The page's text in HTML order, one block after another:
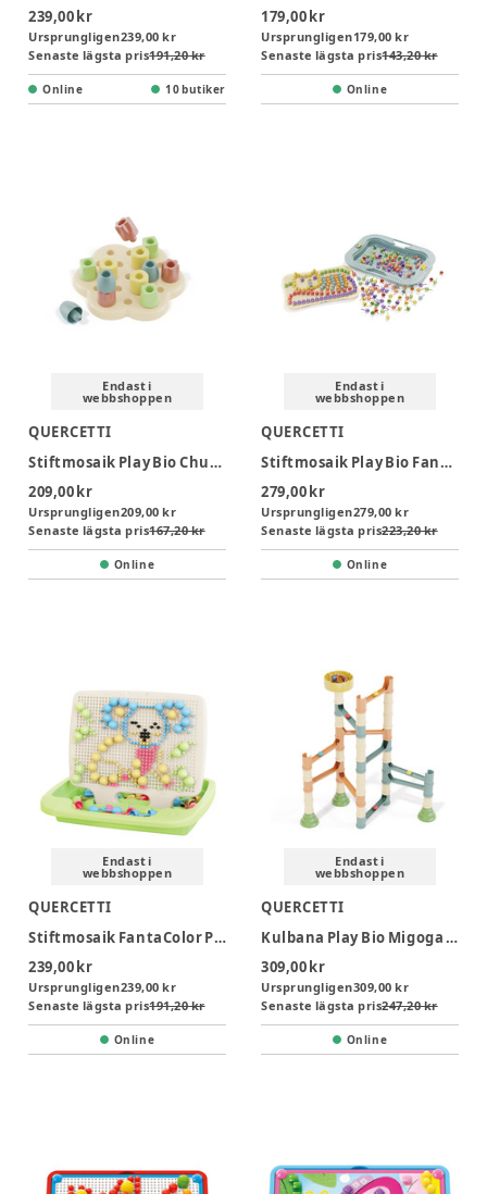
239,00 kr
Ursprungligen239,00 kr
Senaste lägsta pris191,20 kr
Online 10 butiker
179,00 kr
Ursprungligen179,00 kr
Senaste lägsta pris143,20 kr
Online
Endast i
webbshoppen
QUERCETTI
Stiftmosaik Play Bio Chunky Peggy
209,00 kr
Ursprungligen209,00 kr
Senaste lägsta pris167,20 kr
Online
Endast i
webbshoppen
QUERCETTI
Stiftmosaik Play Bio FantaColor Design 160 delar
279,00 kr
Ursprungligen279,00 kr
Senaste lägsta pris223,20 kr
Online
Endast i
webbshoppen
QUERCETTI
Stiftmosaik FantaColor Play Eco+
239,00 kr
Ursprungligen239,00 kr
Senaste lägsta pris191,20 kr
Online
Endast i
webbshoppen
QUERCETTI
Kulbana Play Bio Migoga Marble Run
309,00 kr
Ursprungligen309,00 kr
Senaste lägsta pris247,20 kr
Online